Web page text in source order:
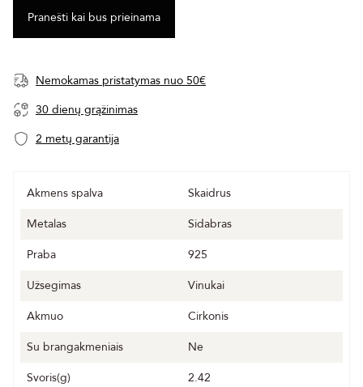
Nemokamas pristatymas nuo 50€
30 dienų grąžinimas
2 metų garantija
Akmens spalva
Skaidrus
Metalas
Sidabras
Praba
925
Užsegimas
Vinukai
Akmuo
Cirkonis
Su brangakmeniais
Ne
Svoris(g)
2.42